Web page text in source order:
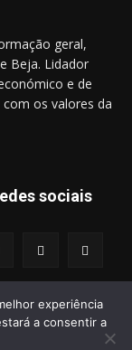
geral,
Beja. Lidador
e de
os valores da
sociais
Reservados.
experiência
a consentir a